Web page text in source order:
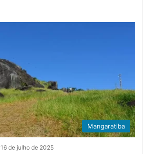
Mangaratiba
16 de julho de 2025